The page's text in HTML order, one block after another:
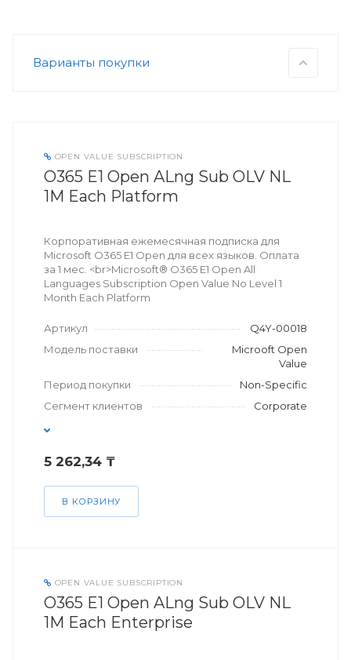
Варианты покупки
OPEN VALUE SUBSCRIPTION
O365 E1 Open ALng Sub OLV NL
1M Each Platform
Корпоративная ежемесячная подписка для
Microsoft O365 E1 Open для всех языков. Оплата
за 1 мес. <br>Microsoft® O365 E1 Open All
Languages Subscription Open Value No Level 1
Month Each Platform
Артикул
Q4Y-00018
Модель поставки
Microoft Open
Value
Период покупки
Non-Specific
Сегмент клиентов
Corporate
5 262,34 ₸
В КОРЗИНУ
OPEN VALUE SUBSCRIPTION
O365 E1 Open ALng Sub OLV NL
1M Each Enterprise